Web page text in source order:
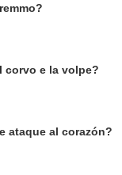
corvo e la volpe?
ataque al corazón?